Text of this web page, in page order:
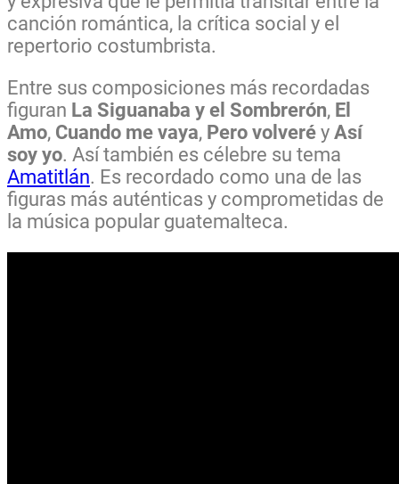
canción romántica, la crítica social y el
repertorio costumbrista.
Entre sus composiciones más recordadas
figuran La Siguanaba y el Sombrerón, El
Amo, Cuando me vaya, Pero volveré y Así
soy yo. Así también es célebre su tema
Amatitlán. Es recordado como una de las
figuras más auténticas y comprometidas de
la música popular guatemalteca.